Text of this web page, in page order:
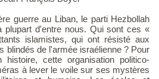
guerre au Liban, le parti Hezbollah
plupart d'entre nous. Qui sont ces «
islamistes, qui ont résisté aux
blindés de l'armée israélienne ? Pour
cette organisation politico-
à lever le voile sur ses mystères